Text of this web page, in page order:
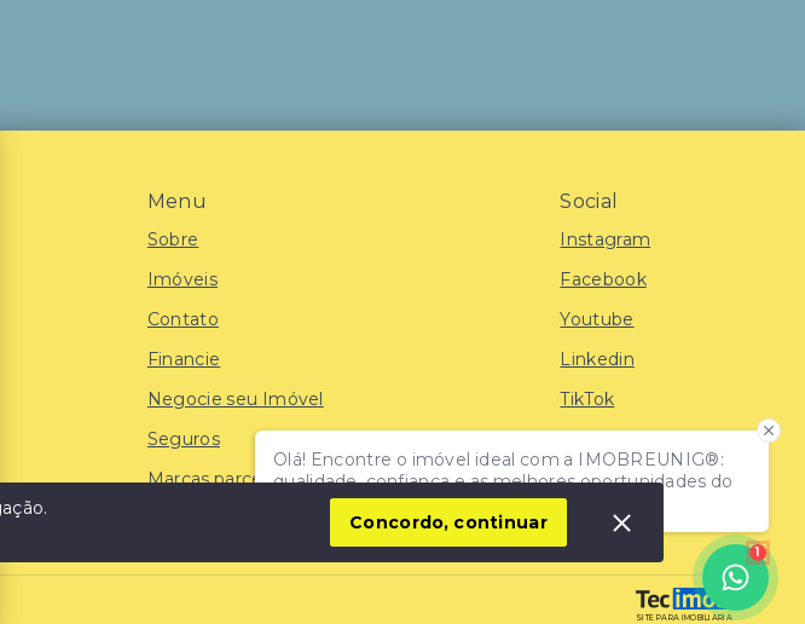
Olá! Encontre o imóvel ideal com a IMOBREUNIG®:
qualidade, confiança e as melhores oportunidades do
mercado!
1
Menu
Sobre
Imóveis
Contato
Financie
Negocie seu Imóvel
Seguros
Marcas parceiras
Social
Instagram
Facebook
Youtube
Linkedin
TikTok
SITE PARA IMOBILIARIA
Concordo, continuar